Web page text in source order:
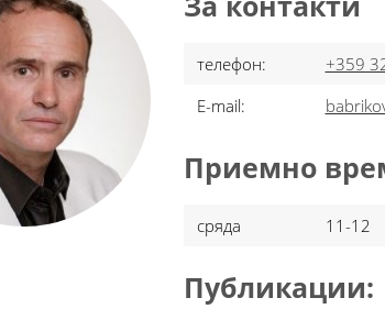
телефон:
+359
E-mail:
Приемно
сряда 11-12
Публикации: